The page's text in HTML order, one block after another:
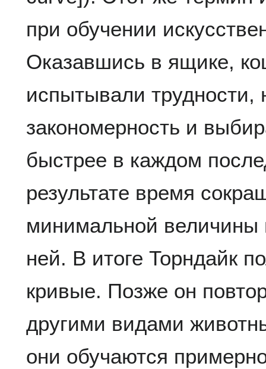
при обучении
Оказавшись в ящике,
испытывали трудности,
закономерность и
быстрее в каждом
результате время
минимальной величины
ней. В итоге Торндайк
кривые. Позже он
другими видами
они обучаются